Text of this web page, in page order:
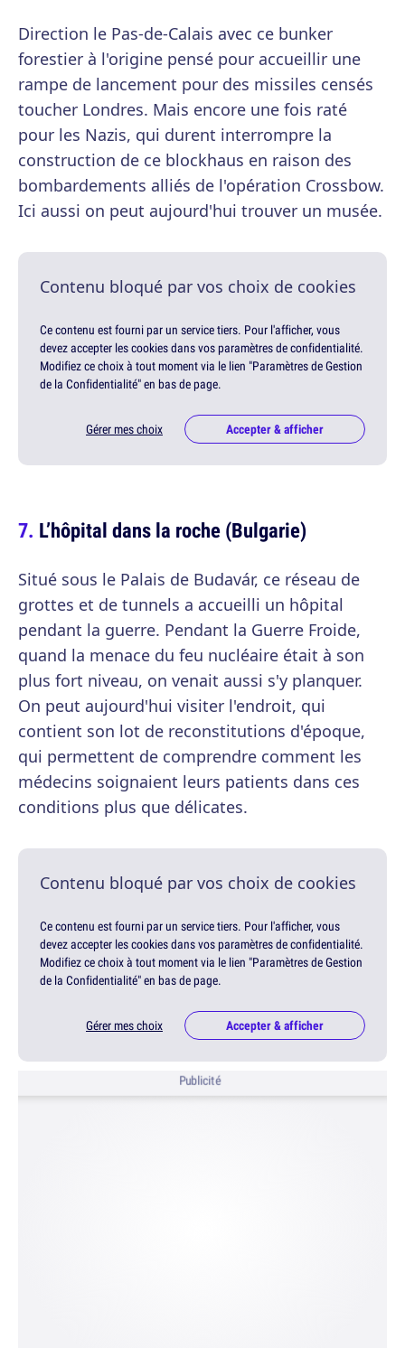
Direction le Pas-de-Calais avec ce bunker
forestier à l'origine pensé pour accueillir une
rampe de lancement pour des missiles censés
toucher Londres. Mais encore une fois raté
pour les Nazis, qui durent interrompre la
construction de ce blockhaus en raison des
bombardements alliés de l'opération Crossbow.
Ici aussi on peut aujourd'hui trouver un musée.
Contenu bloqué par vos choix de cookies
Ce contenu est fourni par un service tiers. Pour l'afficher, vous
devez accepter les cookies dans vos paramètres de confidentialité.
Modifiez ce choix à tout moment via le lien "Paramètres de Gestion
de la Confidentialité" en bas de page.
Gérer mes choix Accepter & afficher
L’hôpital dans la roche (Bulgarie)
Situé sous le Palais de Budavár, ce réseau de
grottes et de tunnels a accueilli un hôpital
pendant la guerre. Pendant la Guerre Froide,
quand la menace du feu nucléaire était à son
plus fort niveau, on venait aussi s'y planquer.
On peut aujourd'hui visiter l'endroit, qui
contient son lot de reconstitutions d'époque,
qui permettent de comprendre comment les
médecins soignaient leurs patients dans ces
conditions plus que délicates.
Contenu bloqué par vos choix de cookies
Ce contenu est fourni par un service tiers. Pour l'afficher, vous
devez accepter les cookies dans vos paramètres de confidentialité.
Modifiez ce choix à tout moment via le lien "Paramètres de Gestion
de la Confidentialité" en bas de page.
Gérer mes choix Accepter & afficher
Publicité